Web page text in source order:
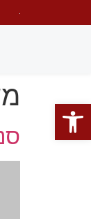
פתח סרגל נגישות